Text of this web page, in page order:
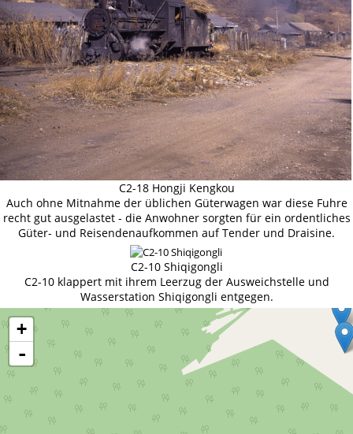
C2-18 Hongji Kengkou
Auch ohne Mitnahme der üblichen Güterwagen war diese Fuhre
recht gut ausgelastet - die Anwohner sorgten für ein ordentliches
Güter- und Reisendenaufkommen auf Tender und Draisine.
C2-10 Shiqigongli
C2-10 klappert mit ihrem Leerzug der Ausweichstelle und
Wasserstation Shiqigongli entgegen.
+
-